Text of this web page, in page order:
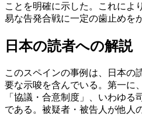
ことを明確に示した。これによ
易な告発合戦に一定の歯止めを
日本の読者への解説
このスペインの事例は、日本の
要な示唆を含んでいる。第一に
「協議・合意制度」、いわゆる
である。被疑者・被告人が他人